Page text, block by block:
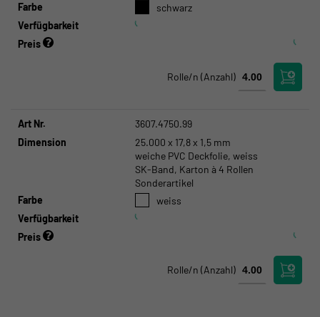
Farbe
schwarz
Verfügbarkeit
Preis
Rolle/n (Anzahl)
Art Nr.
3607.4750.99
Dimension
25.000 x 17,8 x 1,5 mm
weiche PVC Deckfolie, weiss
SK-Band, Karton à 4 Rollen
Sonderartikel
Farbe
weiss
Verfügbarkeit
Preis
Rolle/n (Anzahl)